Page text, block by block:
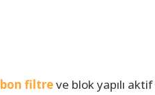
filtreve blok yapılı